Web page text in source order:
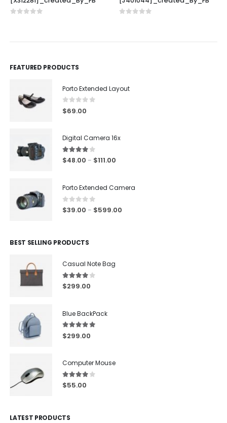
FEATURED PRODUCTS
Porto Extended Layout
0 out of 5
$69.00
Digital Camera 16x
4.00out of 5
$48.00 – $111.00
Porto Extended Camera
0out of 5
$39.00 – $599.00
BEST SELLING PRODUCTS
Casual Note Bag
4.00out of 5
$299.00
Blue BackPack
5.00out of 5
$299.00
Computer Mouse
4.00out of 5
$55.00
LATEST PRODUCTS